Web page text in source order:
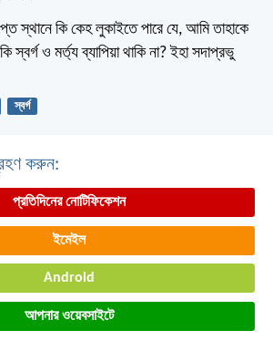
স্থানে কি কেহ লুকাইতে পারে যে, আমি তাহাকে
স্বর্গ ও মর্ত্য ব্যাপিয়া থাকি না? ইহা সদাপ্রভু
স্বর্গ
করুন:
প্রতিদিনের নোটিফিকেশন
ইমেইল
Android
আপনার ওয়েবসাইটে